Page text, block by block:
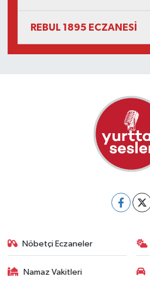
REBUL 1895 ECZANESİ
Nöbetçi Eczaneler
Namaz Vakitleri